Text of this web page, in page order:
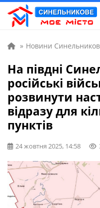
» Новини
На півдні
російські
розвинути
відразу для
пунктів
24 жовтня 2025, 14:58